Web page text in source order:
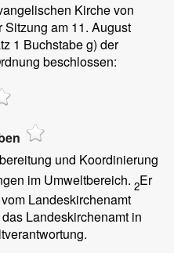
Kirche von
Sitzung am 11. August
1 Buchstabe g) der
beschlossen:
und Koordinierung
im Umweltbereich. 2Er
Landeskirchenamt
Landeskirchenamt in